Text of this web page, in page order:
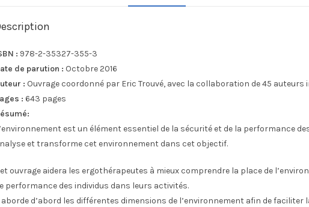
: 978-2-35327-355-3
de parution : Octobre 2016
: Ouvrage coordonné par Eric Trouvé, avec la collaboration de 45 auteurs
: 643 pages
est un élément essentiel de la sécurité et de la performance
et transforme cet environnement dans cet objectif.
ouvrage aidera les ergothérapeutes à mieux comprendre la place de
performance des individus dans leurs activités.
aborde d’abord les différentes dimensions de l’environnement afin de